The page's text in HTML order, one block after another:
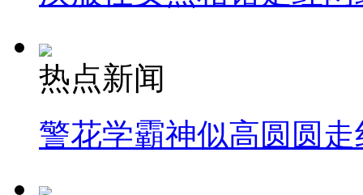
热点新闻
警花学霸神似高圆圆走